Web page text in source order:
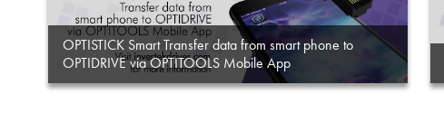
OPTISTICK Smart Transfer data from smart phone to
OPTIDRIVE via OPTITOOLS Mobile App